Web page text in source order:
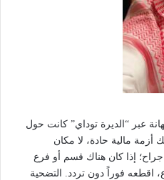
عبر “الديرة توداي” كانت حول
أزمة مالية حادة، لا مكان
إذا كان هناك قسم أو فرع
اقطعه فوراً دون تردد. التضحية